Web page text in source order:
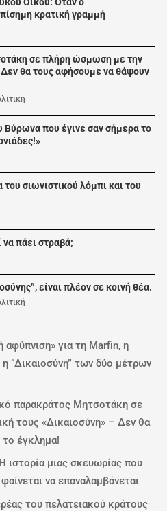
Οίκου: Όταν ο
κρατική γραμμή
σε πλήρη ώσμωση με την
Δεν θα τους αφήσουμε να θάψουν
Βύρωνα που έγινε σαν σήμερα το
σιωνιστικού λόμπι και του
πάει στραβά;
είναι πλέον σε κοινή θέα.
αφύπνιση» για τη Marfin, η
“Δικαιοσύνη” των δύο μέτρων
παρακράτος Μητσοτάκη σε
τους «Δικαιοσύνη» – Δεν θα
έγκλημα!
ιστορία μιας σκευωρίας που
να επαναλαμβάνεται
του πελατειακού κράτους